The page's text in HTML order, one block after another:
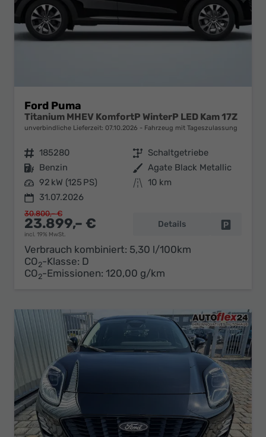
Ford Puma
Titanium MHEV KomfortP WinterP LED Kam 17Z
unverbindliche Lieferzeit: 07.10.2026 Fahrzeug mit Tageszulassung
Fahrzeugnr. 185280 Getriebe Schaltgetriebe
Kraftstoff Benzin Außenfarbe Agate Black Metallic
Leistung 92 kW (125 PS) Kilometerstand 10 km
31.07.2026
23.899,– €
incl. 19% MwSt.
30.800,– €
Details
Verbrauch kombiniert: 5,30 l/100km
CO2-Klasse: D
CO2-Emissionen: 120,00 g/km